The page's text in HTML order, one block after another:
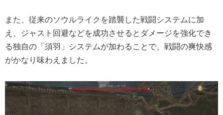
また、従来のソウルライクを踏襲した戦闘システムに加
え、ジャスト回避などを成功させるとダメージを強化でき
る独自の「須羽」システムが加わることで、戦闘の爽快感
がかなり味わえました。